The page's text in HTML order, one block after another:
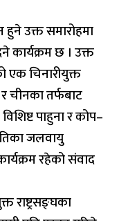
हुने उक्त समारोहमा
कार्यक्रम छ । उक्त
एक चिनारीयुक्त
र चीनका तर्फबाट
पाहुना र कोप–
जलवायु
रहेको संवाद
राष्ट्रसङ्घका